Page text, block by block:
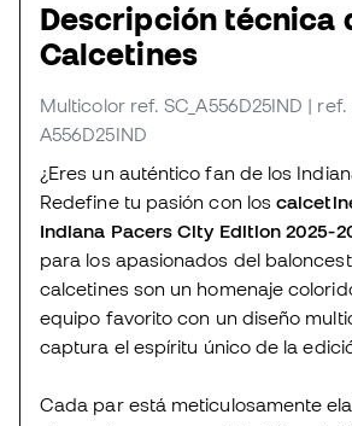
Descripción técnica
Calcetines
Multicolor ref. SC_A556D25IND |
A556D25IND
¿Eres un auténtico fan de los
Redefine tu pasión con los
Indiana Pacers City Edition 2025-
para los apasionados del
calcetines son un homenaje
equipo favorito con un diseño
captura el espíritu único de la
Cada par está meticulosamente